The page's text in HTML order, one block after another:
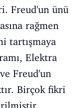
Freud'un ünü
rağmen
tartışmaya
Elektra
Freud'un
Birçok fikri